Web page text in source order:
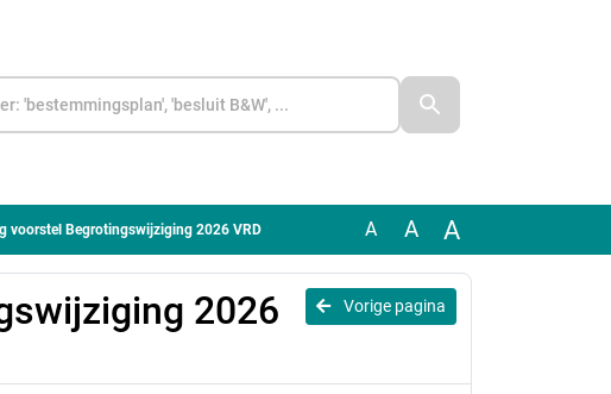
voorstel Begrotingswijziging 2026 VRD A A A
Vorige pagina
2026